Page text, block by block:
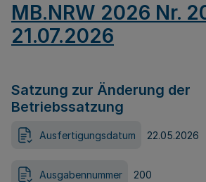
MB.NRW 2026 Nr.
21.07.2026
Satzung zur Änderung der
Betriebssatzung
Ausfertigungsdatum 22.05.2026
Ausgabennummer 200